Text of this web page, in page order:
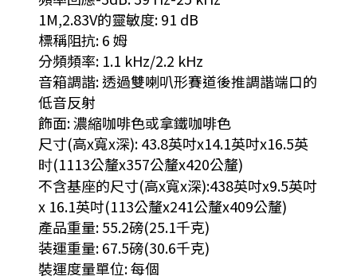
1M,2.83V的靈敏度: 91 dB
標稱阻抗: 6 姆
分頻頻率: 1.1 kHz/2.2 kHz
音箱調諧: 透過雙喇叭形賽道後推調諧端口的
低音反射
飾面: 濃縮咖啡色或拿鐵咖啡色
尺寸(高x寬x深): 43.8英吋x14.1英吋x16.5英
时(1113公釐x357公釐x420公釐)
不含基座的尺寸(高x寬x深):438英吋x9.5英吋
x 16.1英吋(113公釐x241公釐x409公釐)
產品重量: 55.2磅(25.1千克)
装運重量: 67.5磅(30.6千克)
裝運度量單位: 每個